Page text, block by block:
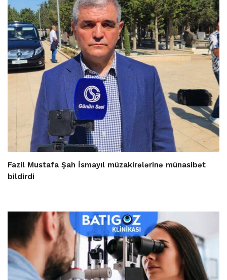
Fazil Mustafa Şah İsmayıl müzakirələrinə münasibət
bildirdi